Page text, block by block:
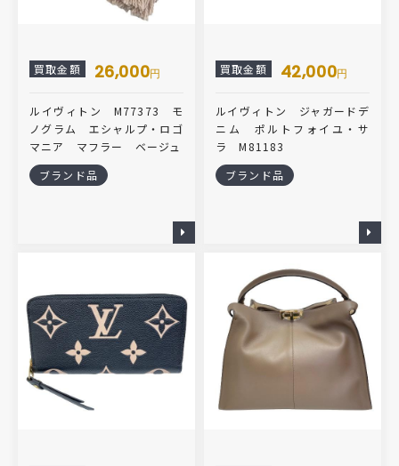
買取金額 26,000円
ルイヴィトン M77373 モ
ノグラム エシャルプ・ロゴ
マニア マフラー ベージュ
ブランド品
買取金額 42,000円
ルイヴィトン ジャガードデ
ニム ポルトフォイユ・サ
ラ M81183
ブランド品